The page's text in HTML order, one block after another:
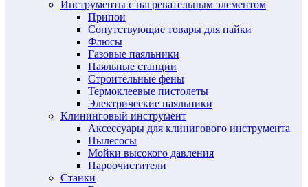
Инструменты с нагревательным элементом
Припои
Сопутствующие товары для пайки
Флюсы
Газовые паяльники
Паяльные станции
Строительные фены
Термоклеевые пистолеты
Электрические паяльники
Клининговый инструмент
Аксессуары для клинигового инструмента
Пылесосы
Мойки высокого давления
Пароочистители
Станки